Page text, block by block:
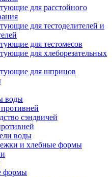
для расстойного
для тестоделителей и
для тестомесов
для хлеборезательных
для шприцов
воды
сэндвичей
воды
и хлебные формы
формы